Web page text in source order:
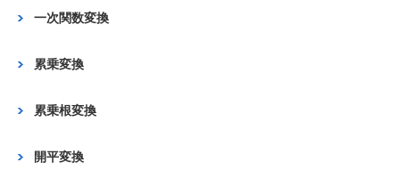
e
b
o
k
一次関数変換
累乗変換
累乗根変換
開平変換